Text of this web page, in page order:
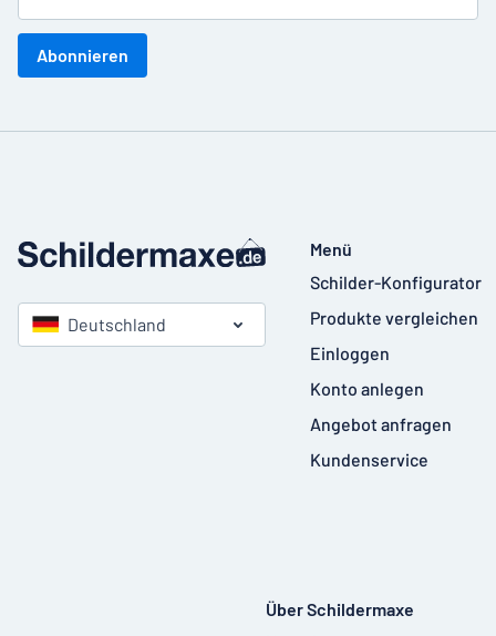
Abonnieren
Deutschland
Menü
Schilder-Konfigurator
Produkte vergleichen
Einloggen
Konto anlegen
Angebot anfragen
Kundenservice
Über Schildermaxe